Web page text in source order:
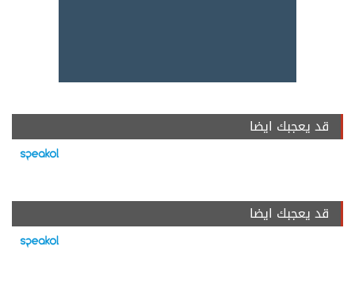
قد يعجبك ايضا
قد يعجبك ايضا